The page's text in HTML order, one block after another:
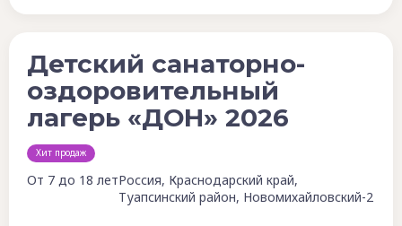
Детский санаторно-
оздоровительный
лагерь «ДОН» 2026
Хит продаж
От 7 до 18 летРоссия, Краснодарский край,
Туапсинский район, Новомихайловский-2